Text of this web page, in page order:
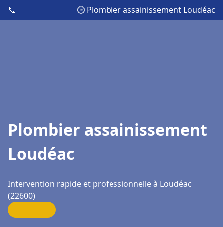
📞 🕒 Plombier assainissement Loudéac
Plombier assainissement
Loudéac
Intervention rapide et professionnelle à Loudéac
(22600)